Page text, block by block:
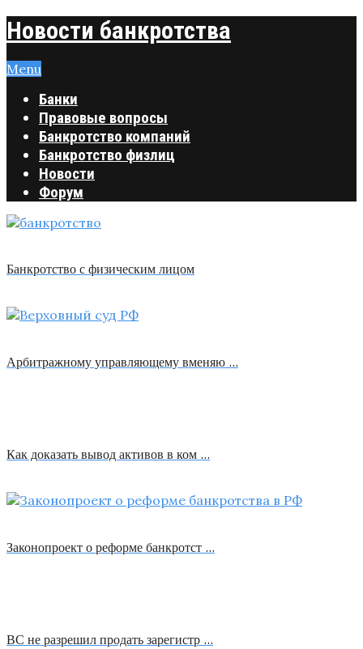
Новости банкротства
Menu
Банки
Правовые вопросы
Банкротство компаний
Банкротство физлиц
Новости
Форум
Банкротство с физическим лицом
Арбитражному управляющему вменяю …
Как доказать вывод активов в ком …
Законопроект о реформе банкротст …
ВС не разрешил продать зарегистр …